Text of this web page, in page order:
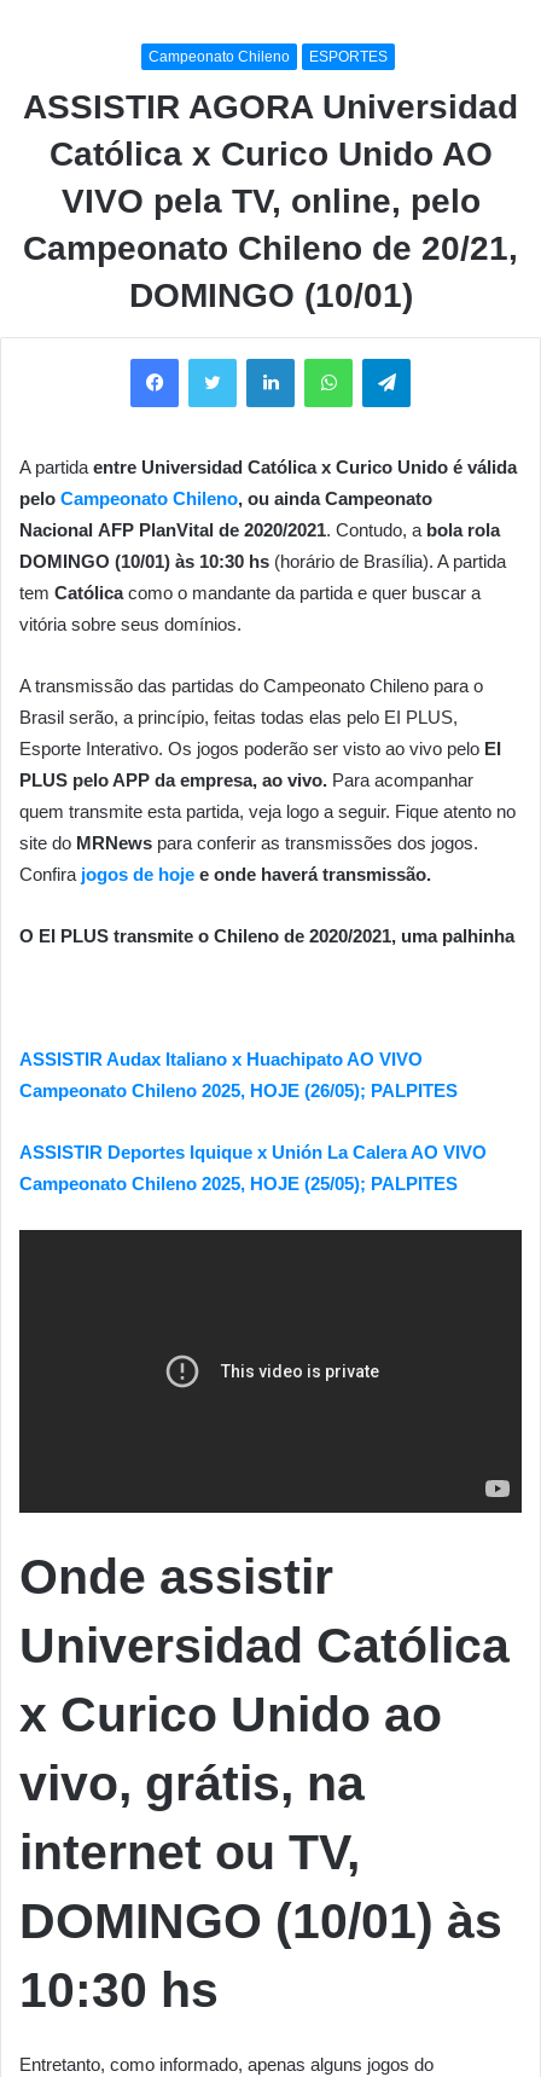
Campeonato Chileno ESPORTES
ASSISTIR AGORA Universidad
Católica x Curico Unido AO
VIVO pela TV, online, pelo
Campeonato Chileno de 20/21,
DOMINGO (10/01)
FacebookTwitter LinkedinWhatsAppTelegram
A partida entre Universidad Católica x Curico Unido é válida
pelo Campeonato Chileno, ou aindaCampeonato
Nacional AFP PlanVital de 2020/2021. Contudo, a bola rola
DOMINGO (10/01) às 10:30 hs (horário de Brasília). A partida
tem Católicacomo o mandante da partida e quer buscar a
vitória sobre seus domínios.
A transmissão das partidas do Campeonato Chileno para o
Brasil serão, a princípio, feitas todas elas pelo EI PLUS,
Esporte Interativo. Os jogos poderão ser visto ao vivo pelo EI
PLUS pelo APP da empresa, ao vivo. Para acompanhar
quem transmite esta partida, veja logo a seguir. Fique atento no
site do MRNews para conferir as transmissões dos jogos.
Confira jogos de hoje e onde haverá transmissão.
O EI PLUS transmite o Chileno de 2020/2021, uma palhinha
ASSISTIR Audax Italiano x Huachipato AO VIVO
Campeonato Chileno 2025, HOJE (26/05); PALPITES
ASSISTIR Deportes Iquique x Unión La Calera AO VIVO
Campeonato Chileno 2025, HOJE (25/05); PALPITES
Onde assistir
Universidad Católica
x Curico Unido ao
vivo, grátis, na
internet ou TV,
DOMINGO (10/01) às
10:30 hs
Entretanto, como informado, apenas alguns jogos do